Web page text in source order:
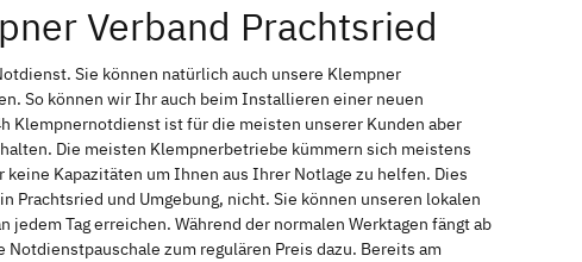
Verband Prachtsried
Sie können natürlich auch unsere Klempner
So können wir Ihr auch beim Installieren einer neuen
Klempnernotdienst ist für die meisten unserer Kunden aber
Die meisten Klempnerbetriebe kümmern sich meistens
Kapazitäten um Ihnen aus Ihrer Notlage zu helfen. Dies
Prachtsried und Umgebung, nicht. Sie können unseren lokalen
Tag erreichen. Während der normalen Werktagen fängt ab
zum regulären Preis dazu. Bereits am